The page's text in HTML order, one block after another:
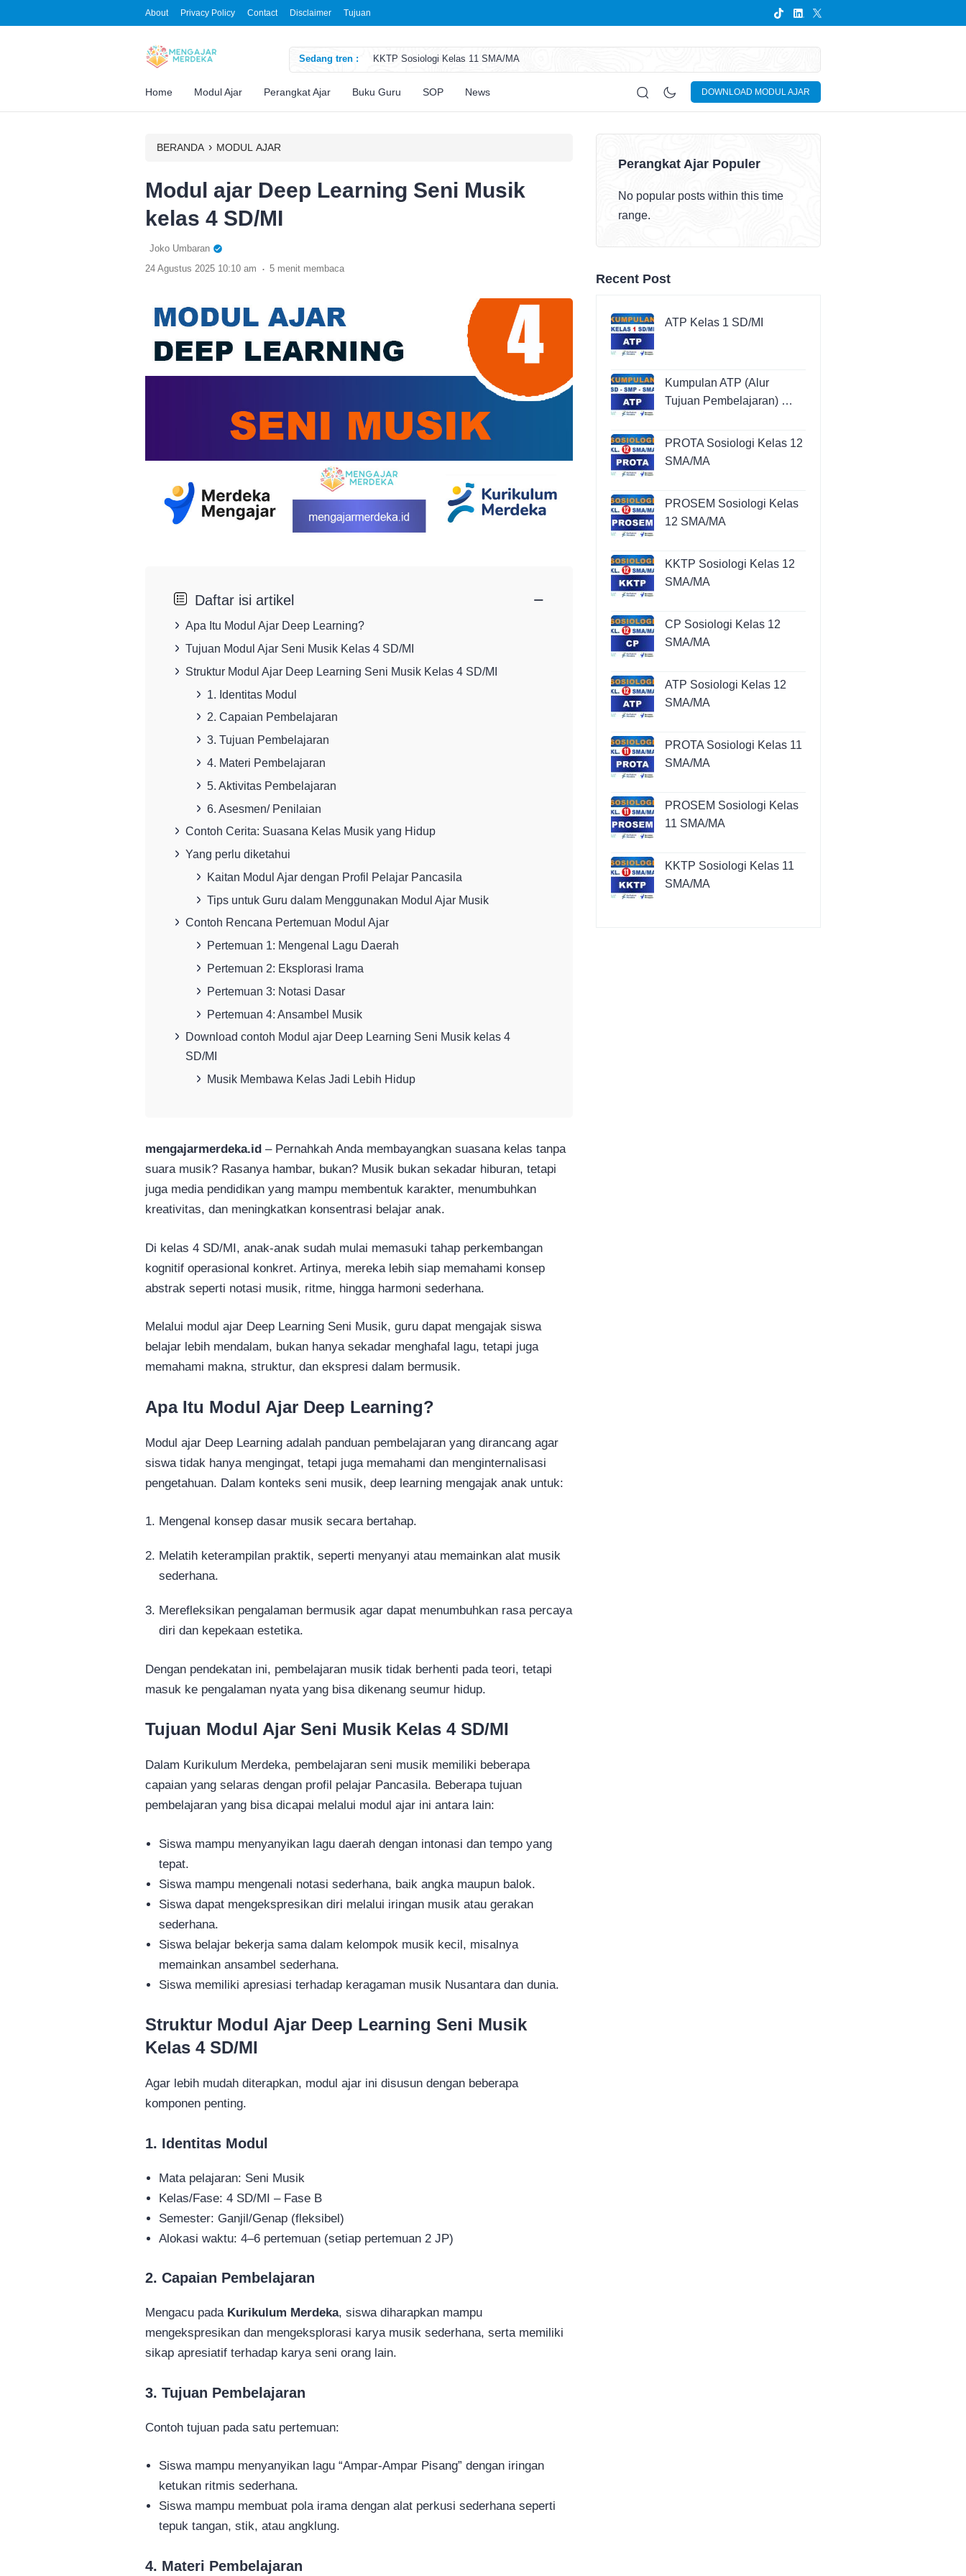
About Privacy Policy Contact Disclaimer Tujuan
Sedang tren :
KKTP Sosiologi Kelas 11 SMA/MA
ATP Seni Rupa Kelas 11 SMA/MA
ATP Sosiologi Kelas 11 SMA/MA
DOWNLOAD MODUL AJAR
Home Modul Ajar Perangkat Ajar Buku Guru SOP News
BERANDA › MODUL AJAR
Modul ajar Deep Learning Seni Musik
kelas 4 SD/MI
Joko Umbaran
24 Agustus 2025 10:10 am . 5 menit membaca
Daftar isi artikel −
Apa Itu Modul Ajar Deep Learning?
Tujuan Modul Ajar Seni Musik Kelas 4 SD/MI
Struktur Modul Ajar Deep Learning Seni Musik Kelas 4 SD/MI
1. Identitas Modul
2. Capaian Pembelajaran
3. Tujuan Pembelajaran
4. Materi Pembelajaran
5. Aktivitas Pembelajaran
6. Asesmen/ Penilaian
Contoh Cerita: Suasana Kelas Musik yang Hidup
Yang perlu diketahui
Kaitan Modul Ajar dengan Profil Pelajar Pancasila
Tips untuk Guru dalam Menggunakan Modul Ajar Musik
Contoh Rencana Pertemuan Modul Ajar
Pertemuan 1: Mengenal Lagu Daerah
Pertemuan 2: Eksplorasi Irama
Pertemuan 3: Notasi Dasar
Pertemuan 4: Ansambel Musik
Download contoh Modul ajar Deep Learning Seni Musik kelas 4
SD/MI
Musik Membawa Kelas Jadi Lebih Hidup
mengajarmerdeka.id – Pernahkah Anda membayangkan suasana kelas tanpa
suara musik? Rasanya hambar, bukan? Musik bukan sekadar hiburan, tetapi
juga media pendidikan yang mampu membentuk karakter, menumbuhkan
kreativitas, dan meningkatkan konsentrasi belajar anak.
Di kelas 4 SD/MI, anak-anak sudah mulai memasuki tahap perkembangan
kognitif operasional konkret. Artinya, mereka lebih siap memahami konsep
abstrak seperti notasi musik, ritme, hingga harmoni sederhana.
Melalui modul ajar Deep Learning Seni Musik, guru dapat mengajak siswa
belajar lebih mendalam, bukan hanya sekadar menghafal lagu, tetapi juga
memahami makna, struktur, dan ekspresi dalam bermusik.
Apa Itu Modul Ajar Deep Learning?
Modul ajar Deep Learning adalah panduan pembelajaran yang dirancang agar
siswa tidak hanya mengingat, tetapi juga memahami dan menginternalisasi
pengetahuan. Dalam konteks seni musik, deep learning mengajak anak untuk:
Mengenal konsep dasar musik secara bertahap.
Melatih keterampilan praktik, seperti menyanyi atau memainkan alat musik
sederhana.
Merefleksikan pengalaman bermusik agar dapat menumbuhkan rasa percaya
diri dan kepekaan estetika.
Dengan pendekatan ini, pembelajaran musik tidak berhenti pada teori, tetapi
masuk ke pengalaman nyata yang bisa dikenang seumur hidup.
Tujuan Modul Ajar Seni Musik Kelas 4 SD/MI
Dalam Kurikulum Merdeka, pembelajaran seni musik memiliki beberapa
capaian yang selaras dengan profil pelajar Pancasila. Beberapa tujuan
pembelajaran yang bisa dicapai melalui modul ajar ini antara lain:
Siswa mampu menyanyikan lagu daerah dengan intonasi dan tempo yang
tepat.
Siswa mampu mengenali notasi sederhana, baik angka maupun balok.
Siswa dapat mengekspresikan diri melalui iringan musik atau gerakan
sederhana.
Siswa belajar bekerja sama dalam kelompok musik kecil, misalnya
memainkan ansambel sederhana.
Siswa memiliki apresiasi terhadap keragaman musik Nusantara dan dunia.
Struktur Modul Ajar Deep Learning Seni Musik
Kelas 4 SD/MI
Agar lebih mudah diterapkan, modul ajar ini disusun dengan beberapa
komponen penting.
1. Identitas Modul
Mata pelajaran: Seni Musik
Kelas/Fase: 4 SD/MI – Fase B
Semester: Ganjil/Genap (fleksibel)
Alokasi waktu: 4–6 pertemuan (setiap pertemuan 2 JP)
2. Capaian Pembelajaran
Mengacu pada Kurikulum Merdeka, siswa diharapkan mampu
mengekspresikan dan mengeksplorasi karya musik sederhana, serta memiliki
sikap apresiatif terhadap karya seni orang lain.
3. Tujuan Pembelajaran
Contoh tujuan pada satu pertemuan:
Siswa mampu menyanyikan lagu “Ampar-Ampar Pisang” dengan iringan
ketukan ritmis sederhana.
Siswa mampu membuat pola irama dengan alat perkusi sederhana seperti
tepuk tangan, stik, atau angklung.
4. Materi Pembelajaran
Perangkat Ajar Populer
No popular posts within this time
range.
Recent Post
ATP Kelas 1 SD/MI
Kumpulan ATP (Alur
Tujuan Pembelajaran) …
PROTA Sosiologi Kelas 12
SMA/MA
PROSEM Sosiologi Kelas
12 SMA/MA
KKTP Sosiologi Kelas 12
SMA/MA
CP Sosiologi Kelas 12
SMA/MA
ATP Sosiologi Kelas 12
SMA/MA
PROTA Sosiologi Kelas 11
SMA/MA
PROSEM Sosiologi Kelas
11 SMA/MA
KKTP Sosiologi Kelas 11
SMA/MA